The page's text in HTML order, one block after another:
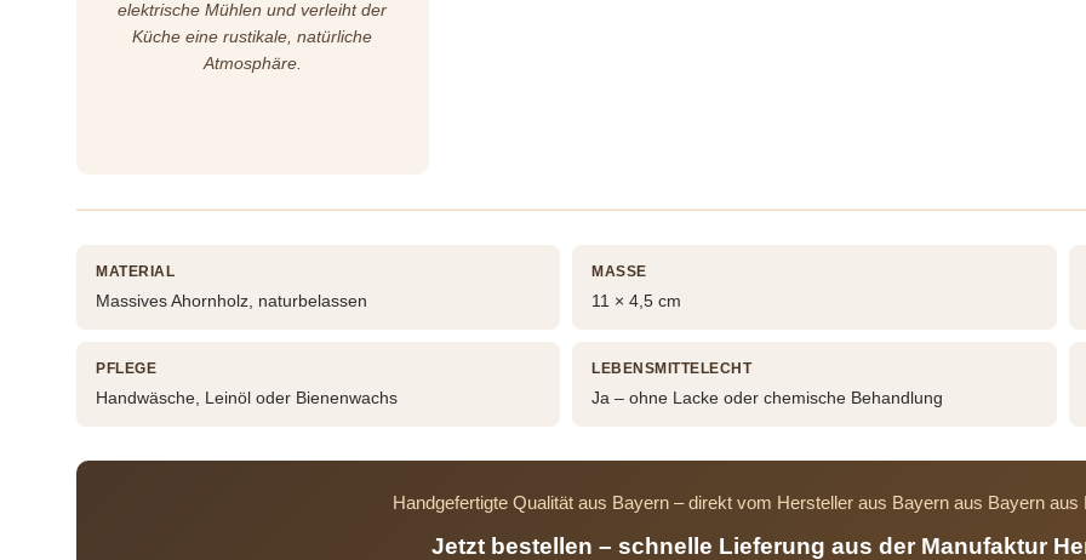
elektrische Mühlen und verleiht der
Küche eine rustikale, natürliche
Atmosphäre.
MATERIAL
Massives Ahornholz, naturbelassen
MASSE
11 × 4,5 cm
PFLEGE
Handwäsche, Leinöl oder Bienenwachs
LEBENSMITTELECHT
Ja – ohne Lacke oder chemische Behandlung
Handgefertigte Qualität aus Bayern – direkt vom Hersteller aus Bayern aus Bayern
Jetzt bestellen – schnelle Lieferung aus der Manufaktur